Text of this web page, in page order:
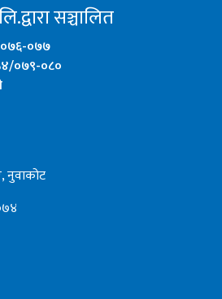
सञ्चालित
०७७
०७९-०८०
नुवाकोट